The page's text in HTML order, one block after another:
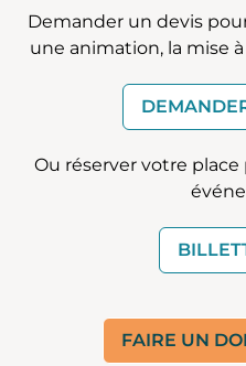
Demander un devis
une animation, la mise
Ou réserver votre
FAIRE UN